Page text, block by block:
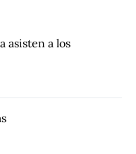
asisten a los